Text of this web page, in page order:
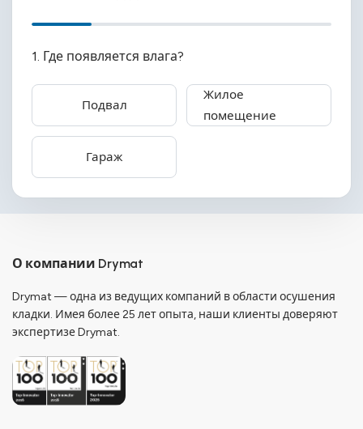
1. Где появляется влага?
Подвал
Жилое
помещение
Гараж
О компании Drymat
Drymat — одна из ведущих компаний в области осушения
кладки. Имея более 25 лет опыта, наши клиенты доверяют
экспертизе Drymat.